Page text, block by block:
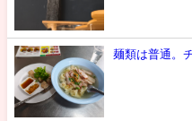
麺類は普通。